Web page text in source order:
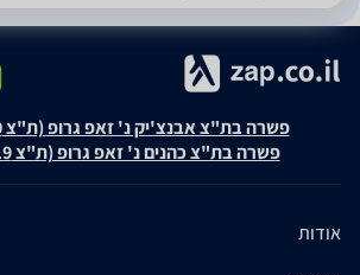
פשרה בת"צ אבנצ'יק נ' זאפ גרופ (ת"צ 23008-08-20)
פשרה בת"צ כהנים נ' זאפ גרופ (ת"צ 60371-12-19)
אודות